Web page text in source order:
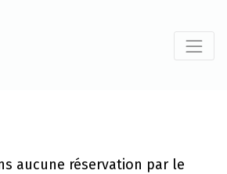
aucune réservation par le